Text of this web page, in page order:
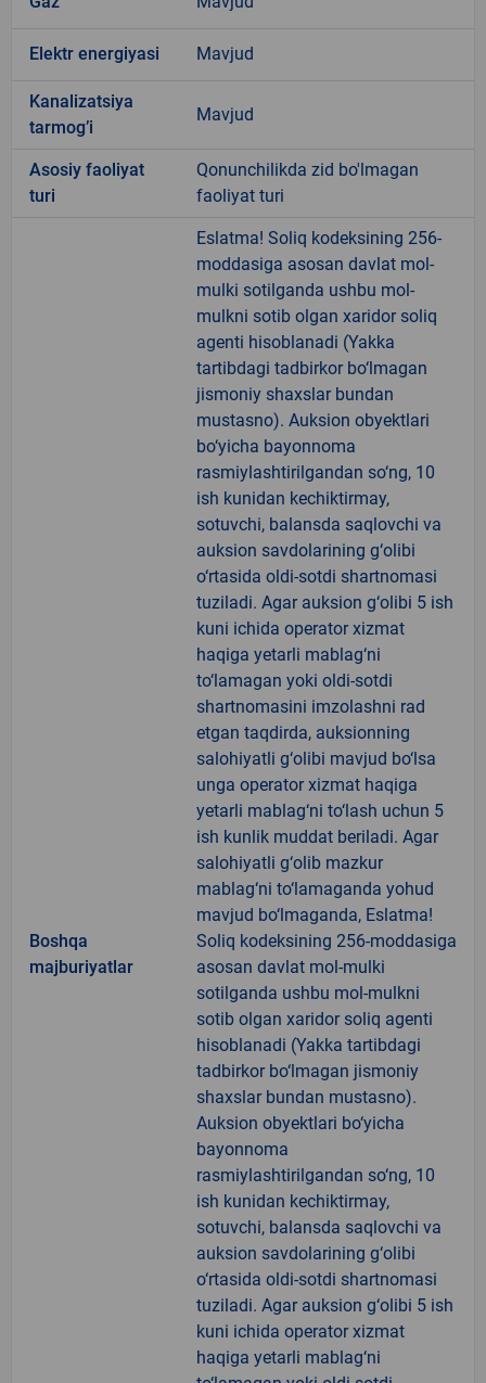
Elektr energiyasi Mavjud
Kanalizatsiya
tarmogʼi
Mavjud
Аsosiy faoliyat
turi
Qonunchilikda zid bo'lmagan
faoliyat turi
Boshqa
majburiyatlar
Eslatma! Soliq kodeksining 256-
moddasiga asosan davlat mol-
mulki sotilganda ushbu mol-
mulkni sotib olgan xaridor soliq
agenti hisoblanadi (Yakka
tartibdagi tadbirkor bo‘lmagan
jismoniy shaxslar bundan
mustasno). Auksion obyektlari
bo‘yicha bayonnoma
rasmiylashtirilgandan so‘ng, 10
ish kunidan kechiktirmay,
sotuvchi, balansda saqlovchi va
auksion savdolarining g‘olibi
o‘rtasida oldi-sotdi shartnomasi
tuziladi. Agar auksion g‘olibi 5 ish
kuni ichida operator xizmat
haqiga yetarli mablag‘ni
to‘lamagan yoki oldi-sotdi
shartnomasini imzolashni rad
etgan taqdirda, auksionning
salohiyatli g‘olibi mavjud bo‘lsa
unga operator xizmat haqiga
yetarli mablag‘ni to‘lash uchun 5
ish kunlik muddat beriladi. Agar
salohiyatli g‘olib mazkur
mablag‘ni to‘lamaganda yohud
mavjud bo‘lmaganda, Eslatma!
Soliq kodeksining 256-moddasiga
asosan davlat mol-mulki
sotilganda ushbu mol-mulkni
sotib olgan xaridor soliq agenti
hisoblanadi (Yakka tartibdagi
tadbirkor bo‘lmagan jismoniy
shaxslar bundan mustasno).
Auksion obyektlari bo‘yicha
bayonnoma
rasmiylashtirilgandan so‘ng, 10
ish kunidan kechiktirmay,
sotuvchi, balansda saqlovchi va
auksion savdolarining g‘olibi
o‘rtasida oldi-sotdi shartnomasi
tuziladi. Agar auksion g‘olibi 5 ish
kuni ichida operator xizmat
haqiga yetarli mablag‘ni